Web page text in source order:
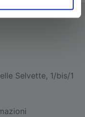
Selvette, 1/bis/1